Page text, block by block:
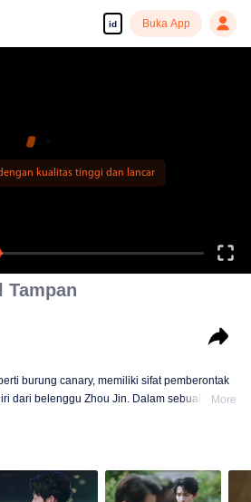
id Buka App
kualitas tinggi dan lancar
Tampan
burung canary, memiliki sifat pemberontak
dari belenggu Zhou Jin. Dalam sebuah
More